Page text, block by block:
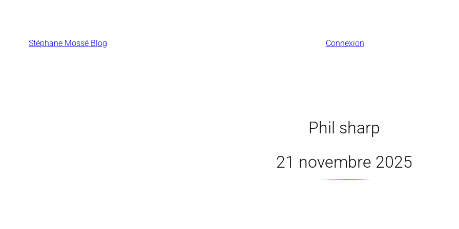
Stéphane Mossé Blog Connexion
Phil sharp
21 novembre 2025